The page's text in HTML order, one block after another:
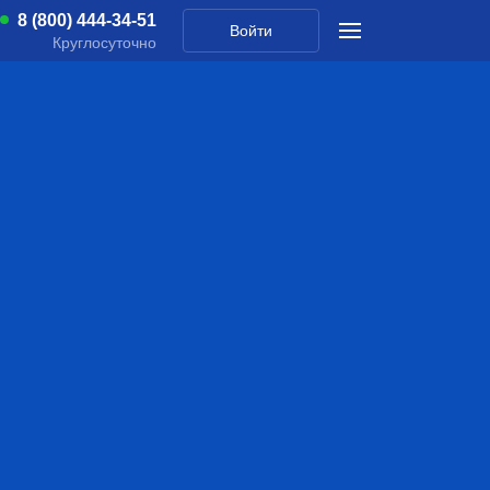
8 (800) 444-34-51
Круглосуточно
Войти